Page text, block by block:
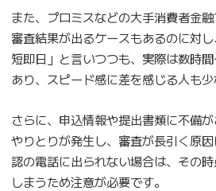
また、プロミスなどの大手消費者金
審査結果が出るケースもあるのに対
短即日」と言いつつも、実際は数時
あり、スピード感に差を感じる人も少
さらに、申込情報や提出書類に不備
やりとりが発生し、審査が長引く原
認の電話に出られない場合は、その
しまうため注意が必要です。